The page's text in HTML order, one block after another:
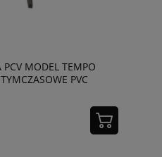
PCV MODEL TEMPO
PVC